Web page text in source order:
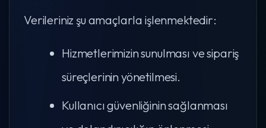
Verileriniz şu amaçlarla işlenmektedir:
Hizmetlerimizin sunulması ve sipariş
süreçlerinin yönetilmesi.
Kullanıcı güvenliğinin sağlanması